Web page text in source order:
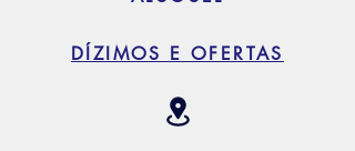
DÍZIMOS E OFERTAS